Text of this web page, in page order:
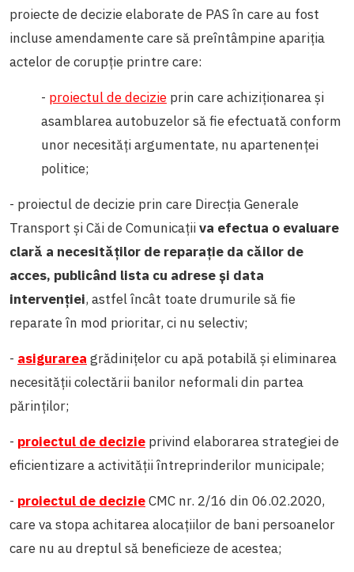
proiecte de decizie elaborate de PAS în care au fost
incluse amendamente care să preîntâmpine apariția
actelor de corupție printre care:
- proiectul de decizie prin care achiziționarea și
asamblarea autobuzelor să fie efectuată conform
unor necesități argumentate, nu apartenenței
politice;
- proiectul de decizie prin care Direcția Generale
Transport și Căi de Comunicațiiva efectua o evaluare
clară a necesităților de reparație da căilor de
acces, publicând lista cu adrese și data
intervenției, astfel încât toate drumurile să fie
reparate în mod prioritar, ci nu selectiv;
- asigurarea grădinițelor cu apă potabilă și eliminarea
necesității colectării banilor neformali din partea
părinților;
- proiectul de decizie privind elaborarea strategiei de
eficientizare a activității întreprinderilor municipale;
- proiectul de decizieCMC nr. 2/16 din 06.02.2020,
care va stopa achitarea alocațiilor de bani persoanelor
care nu au dreptul să beneficieze de acestea;